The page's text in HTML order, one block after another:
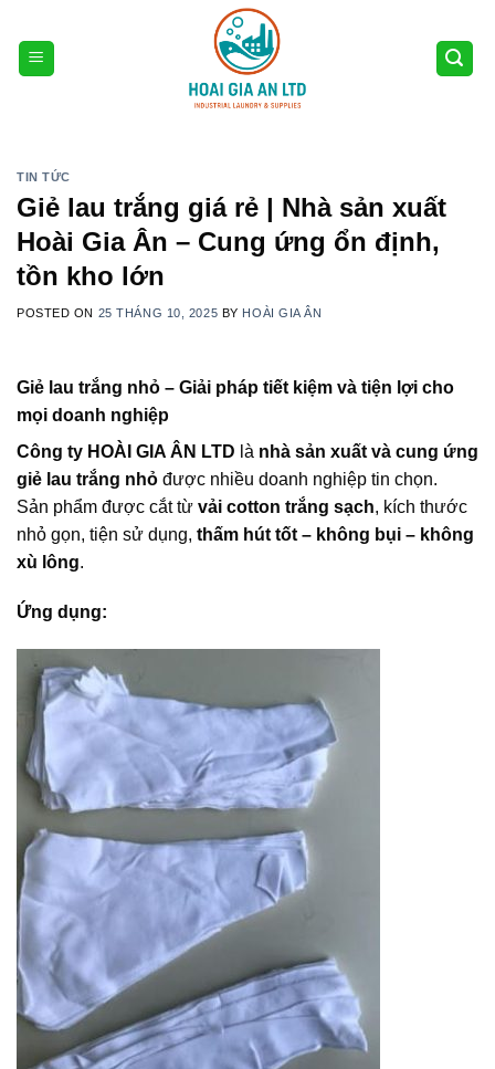
content
TIN TỨC
Giẻ lau trắng giá rẻ | Nhà sản xuất
Hoài Gia Ân – Cung ứng ổn định,
tồn kho lớn
POSTED ON 25 THÁNG 10, 2025 BY HOÀI GIA ÂN
Giẻ lau trắng nhỏ – Giải pháp tiết kiệm và tiện lợi cho
mọi doanh nghiệp
Công ty HOÀI GIA ÂN LTD là nhà sản xuất và cung ứng
giẻ lau trắng nhỏ được nhiều doanh nghiệp tin chọn.
Sản phẩm được cắt từ vải cotton trắng sạch, kích thước
nhỏ gọn, tiện sử dụng, thấm hút tốt – không bụi – không
xù lông.
Ứng dụng: